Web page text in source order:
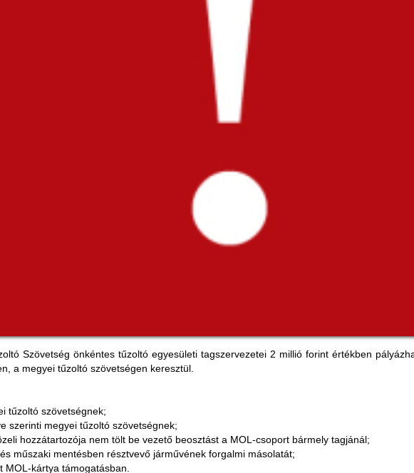
Szövetség önkéntes tűzoltó egyesületi tagszervezetei 2 millió forint értékben
a megyei tűzoltó szövetségen keresztül.
tűzoltó szövetségnek;
szerinti megyei tűzoltó szövetségnek;
hozzátartozója nem tölt be vezető beosztást a MOL-csoport bármely tagjánál;
műszaki mentésben résztvevő járművének forgalmi másolatát;
kártya támogatásban.